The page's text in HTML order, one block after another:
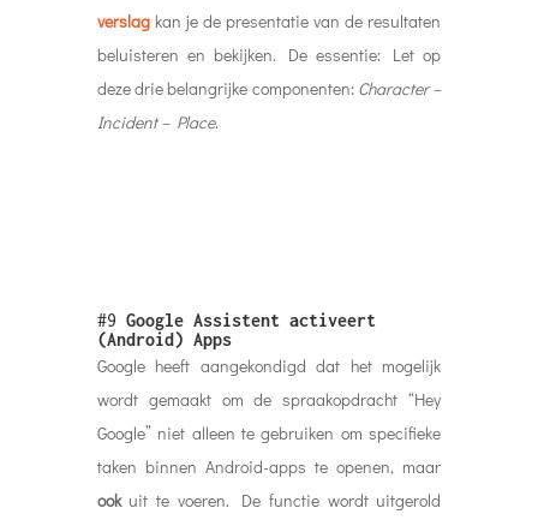
verslagkan je de presentatie van de resultaten
beluisteren en bekijken. De essentie: Let op
deze drie belangrijke componenten: Character –
Incident – Place.
#9 Google Assistent activeert
(Android) Apps
Google heeft aangekondigd dat het mogelijk
wordt gemaakt om de spraakopdracht “Hey
Google” niet alleen te gebruiken om specifieke
taken binnen Android-apps te openen, maar
ookuit te voeren. De functie wordt uitgerold